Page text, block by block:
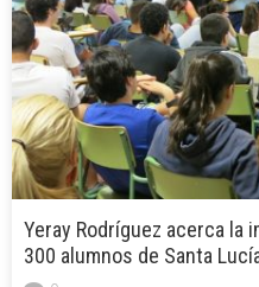
Yeray Rodríguez acerca la
300 alumnos de Santa